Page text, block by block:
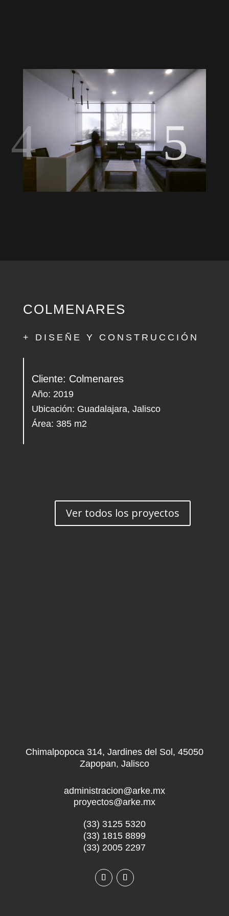
COLMENARES
+ DISEÑE Y CONSTRUCCIÓN
Cliente: Colmenares
Año: 2019
Ubicación: Guadalajara, Jalisco
Área: 385 m2
Ver todos los proyectos
Chimalpopoca 314, Jardines del Sol, 45050
Zapopan, Jalisco
administracion@arke.mx
proyectos@arke.mx
(33) 3125 5320
(33) 1815 8899
(33) 2005 2297